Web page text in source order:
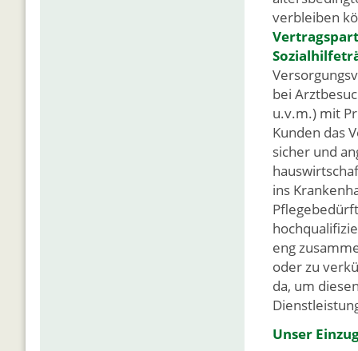
verbleiben
bei
u.v.m.) mit
Kunden das
sicher und
ins
eng
oder zu
da, um
Unser